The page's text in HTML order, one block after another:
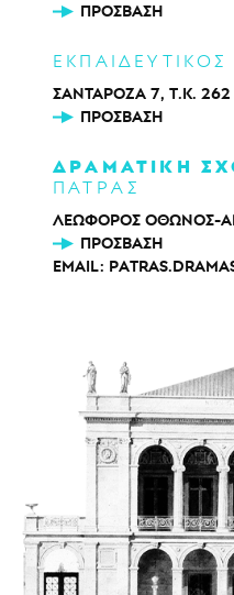
ΠΡΌΣΒΑΣΗ
ΣΑΝΤΑΡΟΖΑ 7, Τ.Κ.
ΠΡΌΣΒΑΣΗ
ΔΡΑΜΑΤΙΚΗ
ΠΑΤΡΑΣ
ΛΕΩΦΟΡΟΣ ΟΘΩΝΟΣ-
ΠΡΌΣΒΑΣΗ
EMAIL: